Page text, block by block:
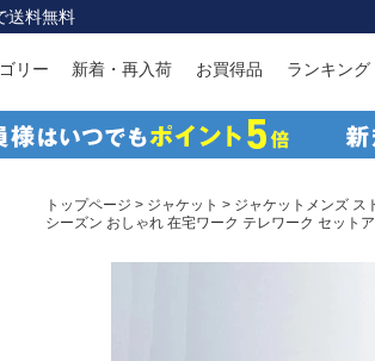
送料無料
リー 新着・再入荷 お買得品 ランキング
トップページ > ジャケット > ジャケットメンズ ス
シーズン おしゃれ 在宅ワーク テレワーク セット